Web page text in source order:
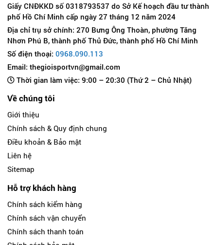
Giấy CNĐKKD số 0318793537 do Sở Kế hoạch đầu tư thành
phố Hồ Chí Minh cấp ngày 27 tháng 12 năm 2024
Địa chỉ trụ sở chính: 270 Bưng Ông Thoàn, phường Tăng
Nhơn Phú B, thành phố Thủ Đức, thành phố Hồ Chí Minh
Số điện thoại: 0968.090.113
Email: thegioisportvn@gmail.com
Thời gian làm việc: 9:00 – 20:30 (Thứ 2 – Chủ Nhật)
Về chúng tôi
Giới thiệu
Chính sách & Quy định chung
Điều khoản & Bảo mật
Liên hệ
Sitemap
Hỗ trợ khách hàng
Chính sách kiểm hàng
Chính sách vận chuyển
Chính sách thanh toán